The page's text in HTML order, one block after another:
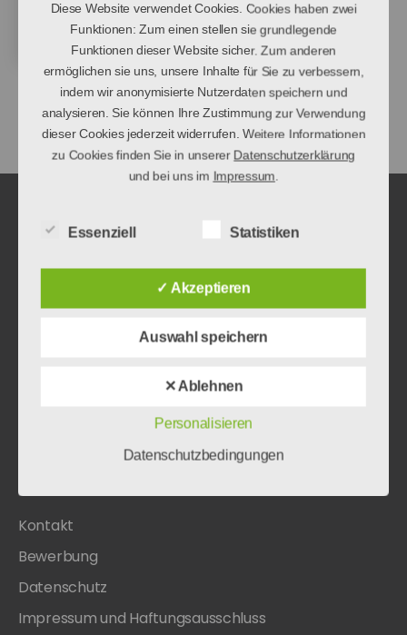
wurden im Jahre 1933 in
Deutschland von Otto Röhm
hergestellt. Auch heute noch
findet Acrylglas Einsatz in
den unterschiedlichsten
Gebieten.
Seitennummerierung
der
Beiträge
Neuere 1 … 9 10
Arbeitswelt
Neues Jahr, neues Glück: Wie ich mich auf neue
Weihnachtsgruß der Auszubildenden
Kontakt
Kontakt
Bewerbung
Datenschutz
Impressum und Haftungsausschluss
Diese Website verwendet Cookies. Cookies haben zwei
Funktionen: Zum einen stellen sie grundlegende
Funktionen dieser Website sicher. Zum anderen
ermöglichen sie uns, unsere Inhalte für Sie zu verbessern,
indem wir anonymisierte Nutzerdaten speichern und
analysieren. Sie können Ihre Zustimmung zur Verwendung
dieser Cookies jederzeit widerrufen. Weitere Informationen
zu Cookies finden Sie in unsererDatenschutzerklärung
und bei uns im Impressum
Essenziell Statistiken
✓ Akzeptieren
Auswahl speichern
✕ Ablehnen
Personalisieren
Datenschutzbedingungen